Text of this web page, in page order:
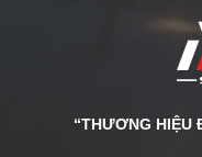
“THƯƠNG HIỆU